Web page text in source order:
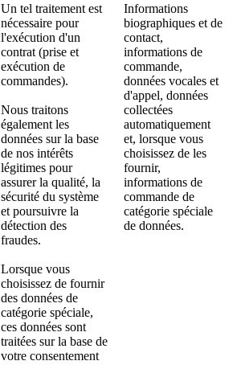
Un tel traitement est
nécessaire pour
l'exécution d'un
contrat (prise et
exécution de
commandes).
Nous traitons
également les
données sur la base
de nos intérêts
légitimes pour
assurer la qualité, la
sécurité du système
et poursuivre la
détection des
fraudes.
Lorsque vous
choisissez de fournir
des données de
catégorie spéciale,
ces données sont
traitées sur la base de
votre consentement
Informations
biographiques et de
contact,
informations de
commande,
données vocales et
d'appel, données
collectées
automatiquement
et, lorsque vous
choisissez de les
fournir,
informations de
commande de
catégorie spéciale
de données.